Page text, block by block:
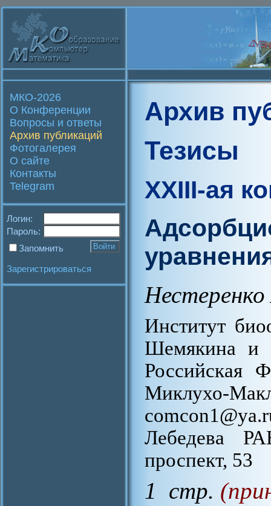
МКО-2026
О Конференции
Вопросы и ответы
Архив публикаций
Фотогалерея
О сайте
Контакты
Telegram
Логин:
Пароль:
Запомнить
Зарегистрироваться
Архив
Тезисы
XXIII-ая
Институт
Шемякина и
Российская
Миклухо-
Лебедева
проспект, 53
1 стр.